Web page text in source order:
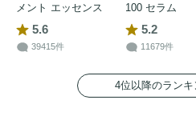
メント エッセンス
5.6
39415件
100 セラム
5.2
11679件
4位以降のラン